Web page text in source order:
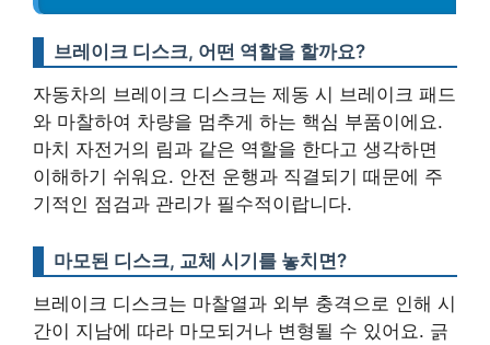
브레이크 디스크, 어떤 역할을 할까요?
자동차의 브레이크 디스크는 제동 시 브레이크 패드
와 마찰하여 차량을 멈추게 하는 핵심 부품이에요.
마치 자전거의 림과 같은 역할을 한다고 생각하면
이해하기 쉬워요. 안전 운행과 직결되기 때문에 주
기적인 점검과 관리가 필수적이랍니다.
마모된 디스크, 교체 시기를 놓치면?
브레이크 디스크는 마찰열과 외부 충격으로 인해 시
간이 지남에 따라 마모되거나 변형될 수 있어요. 긁